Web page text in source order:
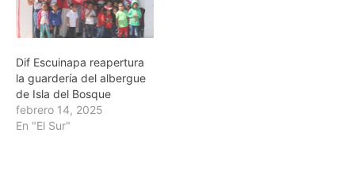
Dif Escuinapa reapertura
la guardería del albergue
de Isla del Bosque
febrero 14, 2025
En "El Sur"